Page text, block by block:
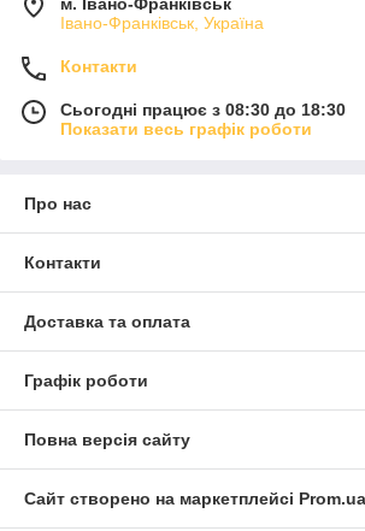
Івано-Франківськ, Україна
Контакти
Сьогодні працює з 08:30 до 18:30
Показати весь графік роботи
Про нас
Контакти
Доставка та оплата
Графік роботи
Повна версія сайту
Сайт створено на маркетплейсі Prom.ua